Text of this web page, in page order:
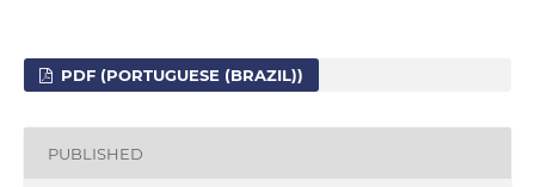
PDF (PORTUGUESE (BRAZIL))
PUBLISHED